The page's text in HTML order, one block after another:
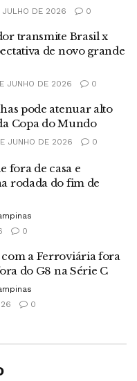
DE 2026 0
transmite Brasil x
de novo grande
JUNHO DE 2026 0
pode atenuar alto
Copa do Mundo
JUNHO DE 2026 0
fora de casa e
rodada do fim de
0
a Ferroviária fora
do G8 na Série C
0